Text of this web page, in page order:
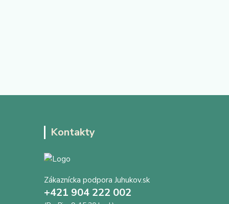
Kontakty
Zákaznícka podpora Juhukov.sk
+421 904 222 002